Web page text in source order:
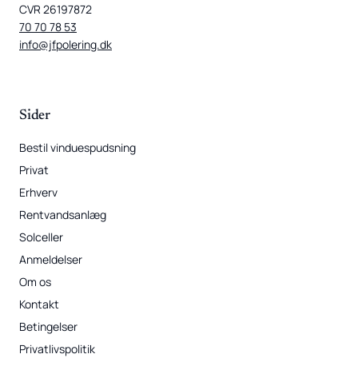
CVR 26197872
70 70 78 53
info@jfpolering.dk
Sider
Bestil vinduespudsning
Privat
Erhverv
Rentvandsanlæg
Solceller
Anmeldelser
Om os
Kontakt
Betingelser
Privatlivspolitik